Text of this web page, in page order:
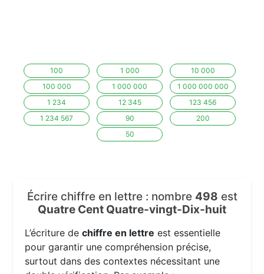
100 1 000
10 000
100 000
1 000 000
1 000 000 000
1 234
12 345
123 456
1 234 567
90
200
50
Écrire chiffre en lettre : nombre 498 est
Quatre Cent Quatre-vingt-Dix-huit
L’écriture dechiffre en lettre est essentielle
pour garantir une compréhension précise,
surtout dans des contextes nécessitant une